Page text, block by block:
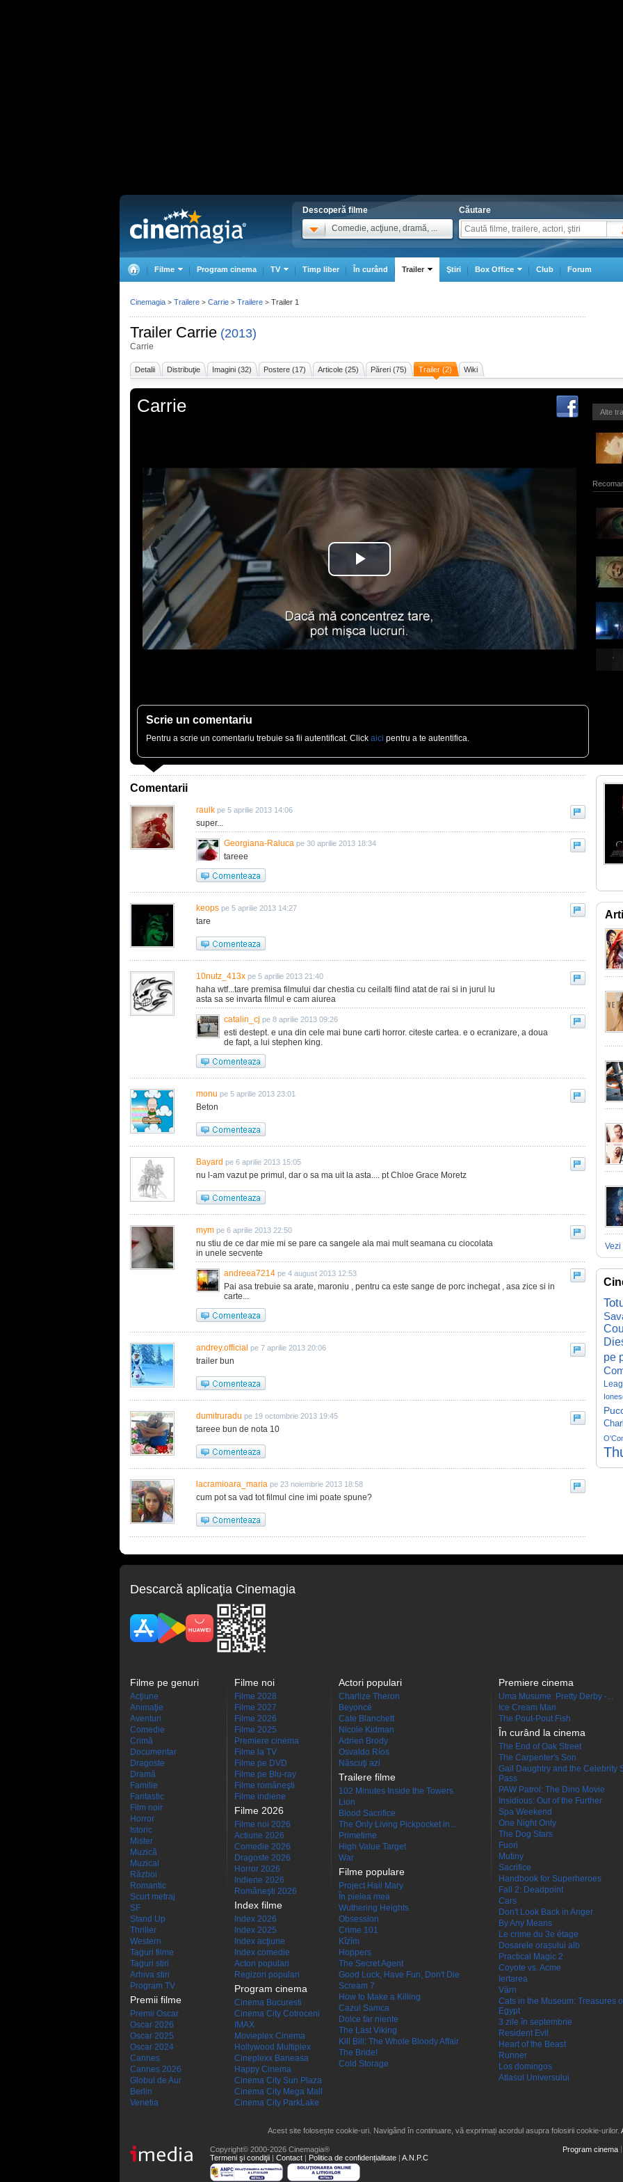
Descoperă filme
Comedie, acţiune, dramă, ...
Căutare
Filme Program cinema TV Timp liber În curând Trailer Ştiri Box Office Club Forum
Trailer Carrie (2013)
Carrie
Detalii Distribuţie Imagini (32) Postere (17) Articole (25) Păreri (75) Trailer (2) Wiki
Carrie
Scrie un comentariu
Pentru a scrie un comentariu trebuie sa fii autentificat. Click aici pentru a te autentifica.
Alte
Comentarii
raulk pe 5 aprilie 2013 14:06
super...
Georgiana-Raluca pe 30 aprilie 2013 18:34
tareee
keops pe 5 aprilie 2013 14:27
tare
10nutz_413x pe 5 aprilie 2013 21:40
haha wtf...tare premisa filmului dar chestia cu ceilalti fiind atat de rai si in jurul lu
asta sa se invarta filmul e cam aiurea
catalin_cj pe 8 aprilie 2013 09:26
esti destept. e una din cele mai bune carti horror. citeste cartea. e o ecranizare, a doua
de fapt, a lui stephen king.
monu pe 5 aprilie 2013 23:01
Beton
Bayard pe 6 aprilie 2013 15:05
nu l-am vazut pe primul, dar o sa ma uit la asta.... pt Chloe Grace Moretz
mym pe 6 aprilie 2013 22:50
nu stiu de ce dar mie mi se pare ca sangele ala mai mult seamana cu ciocolata
in unele secvente
andreea7214 pe 4 august 2013 12:53
Pai asa trebuie sa arate, maroniu , pentru ca este sange de porc inchegat , asa zice si in
carte...
andrey.official pe 7 aprilie 2013 20:06
trailer bun
dumitruradu pe 19 octombrie 2013 19:45
tareee bun de nota 10
lacramioara_maria pe 23 noiembrie 2013 18:58
cum pot sa vad tot filmul cine imi poate spune?
Vezi
pe
Cinemagia > Trailere > Carrie > Trailere > Trailer 1
Descarcă aplicaţia Cinemagia
Filme pe genuri
Acţiune
Animaţie
Aventuri
Comedie
Crimă
Documentar
Dragoste
Dramă
Familie
Fantastic
Film noir
Horror
Istoric
Mister
Muzică
Muzical
Război
Romantic
Scurt metraj
SF
Stand Up
Thriller
Western
Taguri filme
Taguri stiri
Arhiva stiri
Program TV
Premii filme
Premii Oscar
Oscar 2026
Oscar 2025
Oscar 2024
Cannes
Cannes 2026
Globul de Aur
Berlin
Venetia
Filme noi
Filme 2028
Filme 2027
Filme 2026
Filme 2025
Premiere cinema
Filme la TV
Filme pe DVD
Filme pe Blu-ray
Filme româneşti
Filme indiene
Filme 2026
Filme noi 2026
Actiune 2026
Comedie 2026
Dragoste 2026
Horror 2026
Indiene 2026
Româneşti 2026
Index filme
Index 2026
Index 2025
Index acţiune
Index comedie
Actori populari
Regizori populari
Program cinema
Cinema Bucuresti
Cinema City Cotroceni
IMAX
Movieplex Cinema
Hollywood Multiplex
Cineplexx Baneasa
Happy Cinema
Cinema City Sun Plaza
Cinema City Mega Mall
Cinema City ParkLake
Actori populari
Charlize Theron
Beyoncé
Cate Blanchett
Nicole Kidman
Adrien Brody
Osvaldo Ríos
Născuţi azi
Trailere filme
102 Minutes Inside the Towers
Lion
Blood Sacrifice
The Only Living Pickpocket in...
Primetime
High Value Target
War
Filme populare
Project Hail Mary
În pielea mea
Wuthering Heights
Obsession
Crime 101
Kîzîm
Hoppers
The Secret Agent
Good Luck, Have Fun, Don't Die
Scream 7
How to Make a Killing
Cazul Samca
Dolce far niente
The Last Viking
Kill Bill: The Whole Bloody Affair
The Bride!
Cold Storage
Premiere cinema
Uma Musume: Pretty Derby -...
Ice Cream Man
The Pout-Pout Fish
În curând la cinema
The End of Oak Street
The Carpenter's Son
Gail Daughtry and the Celebrity
Pass
PAW Patrol: The Dino Movie
Insidious: Out of the Further
Spa Weekend
One Night Only
The Dog Stars
Fuori
Mutiny
Sacrifice
Handbook for Superheroes
Fall 2: Deadpoint
Cars
Don't Look Back in Anger
By Any Means
Le crime du 3e étage
Dosarele orașului alb
Practical Magic 2
Coyote vs. Acme
Iertarea
Värn
Cats in the Museum: Treasures
Egypt
3 zile în septembrie
Resident Evil
Heart of the Beast
Runner
Los domingos
Atlasul Universului
Acest site folosește cookie-uri. Navigând în continuare, vă exprimați acordul asupra folosirii cookie-urilor.
Copyright© 2000-2026 Cinemagia®
Termeni şi condiţii | Contact | Politica de confidențialitate | A.N.P.C
Program cinema